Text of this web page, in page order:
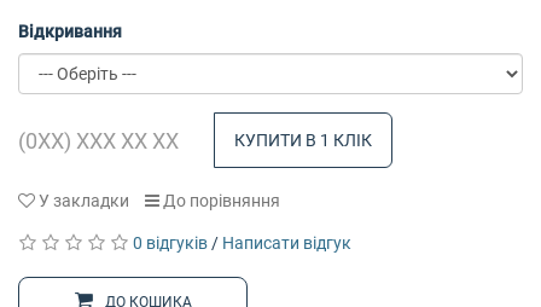
Відкривання
КУПИТИ В 1 КЛІК
У закладки До порівняння
0 відгуків / Написати відгук
ДО КОШИКА